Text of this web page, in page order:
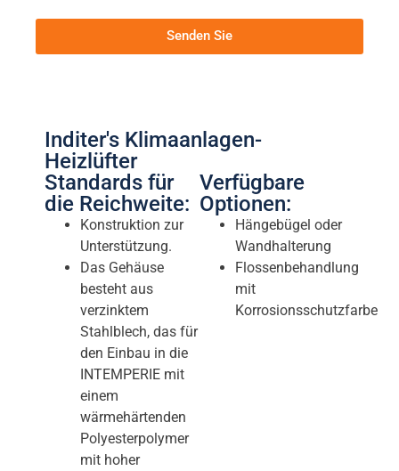
Senden Sie
Inditer's Klimaanlagen-
Heizlüfter
Standards für
die Reichweite:
Konstruktion zur
Unterstützung.
Das Gehäuse
besteht aus
verzinktem
Stahlblech, das für
den Einbau in die
INTEMPERIE mit
einem
wärmehärtenden
Polyesterpolymer
mit hoher
Verfügbare
Optionen:
Hängebügel oder
Wandhalterung
Flossenbehandlung
mit
Korrosionsschutzfarbe